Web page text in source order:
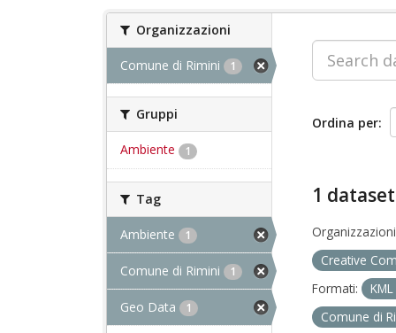
Organizzazioni
Comune di Rimini 1
Gruppi
Ambiente 1
Tag
Ambiente 1
Comune di Rimini 1
Geo Data 1
Ordina per
1
Creative
Formati:
KML
Comune di